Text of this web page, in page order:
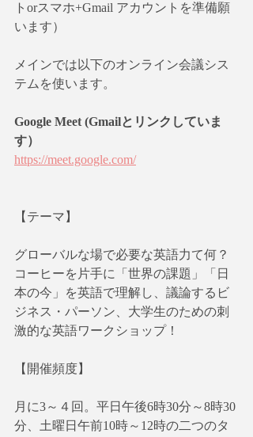
トorスマホ+Gmail アカウントを準備願
います）
メインでは以下のオンライン会議シス
テムを使います。
Google Meet (Gmailとリンクしていま
す）
https://meet.google.com/
【テーマ】
グローバルな場で必要な英語力て何？
コーヒーを片手に「世界の課題」「日
本の今」を英語で理解し、議論するビ
ジネス・パーソン、大学生のための刺
激的な英語ワークショップ！
【開催頻度】
月に3～４回。平日午後6時30分～8時30
分、土曜日午前10時～12時の二つのタ